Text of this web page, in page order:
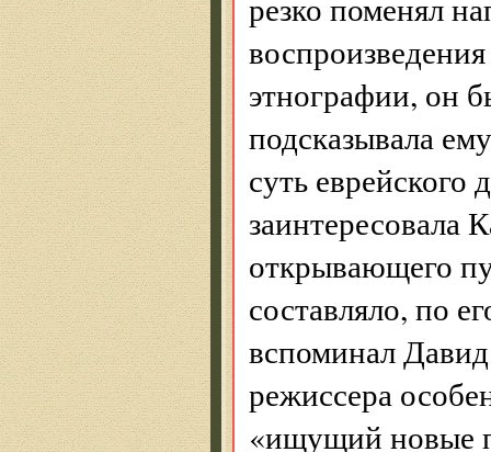
этнографии, он
подсказывала
суть еврейского
заинтересовала
открывающего
составляло, по
вспоминал
режиссера
«ищущий новые